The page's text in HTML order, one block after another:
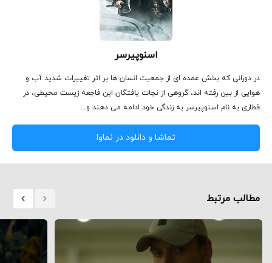
اسنوپیرسر
در دورانی که بخش عمده ای از جمعیت انسان ها بر اثر تغییرات شدید آب و
هوایی از بین رفته اند، گروهی از نجات یافتگان این فاجعه زیست محیطی، در
قطاری به نام اسنوپیرسر به زندگی خود ادامه می دهند و...
تماشا و دانلود در نماوا
مطالب مرتبط